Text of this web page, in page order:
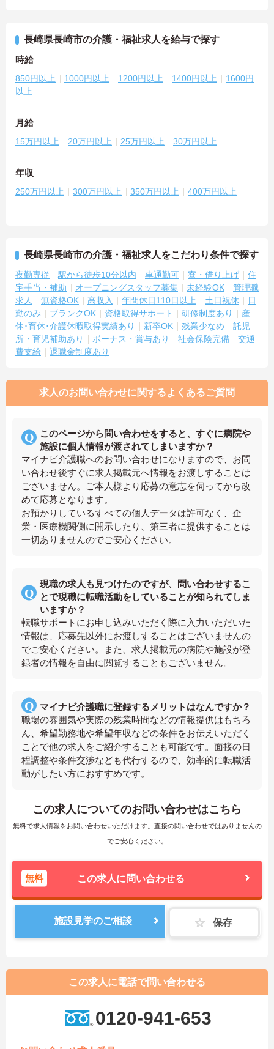
長崎県長崎市の介護・福祉求人を給与で探す
時給
850円以上 1000円以上 1200円以上 1400円以上
1600円
以上
月給
15万円以上 20万円以上 25万円以上 30万円以上
年収
250万円以上 300万円以上 350万円以上 400万円以上
長崎県長崎市の介護・福祉求人をこだわり条件で探す
夜勤専従 駅から徒歩10分以内 車通勤可 寮・借り上げ
住
宅手当・補助
オープニングスタッフ募集 未経験OK
管理職
求人
無資格OK 高収入 年間休日110日以上 土日祝休
日
勤のみ
ブランクOK 資格取得サポート 研修制度あり
産
休･育休･介護休暇取得実績あり
新卒OK 残業少なめ
託児
所・育児補助あり
ボーナス・賞与あり 社会保険完備
交通
費支給
退職金制度あり
求人のお問い合わせに関するよくあるご質問
このページから問い合わせをすると、すぐに病院や
施設に個人情報が渡されてしまいますか？
マイナビ介護職へのお問い合わせになりますので、お問
い合わせ後すぐに求人掲載元へ情報をお渡しすることは
ございません。ご本人様より応募の意志を伺ってから改
めて応募となります。
お預かりしているすべての個人データは許可なく、企
業・医療機関側に開示したり、第三者に提供することは
一切ありませんのでご安心ください。
現職の求人も見つけたのですが、問い合わせするこ
とで現職に転職活動をしていることが知られてしま
いますか？
転職サポートにお申し込みいただく際に入力いただいた
情報は、応募先以外にお渡しすることはございませんの
でご安心ください。また、求人掲載元の病院や施設が登
録者の情報を自由に閲覧することもございません。
マイナビ介護職に登録するメリットはなんですか？
職場の雰囲気や実際の残業時間などの情報提供はもちろ
ん、希望勤務地や希望年収などの条件をお伝えいただく
ことで他の求人をご紹介することも可能です。面接の日
程調整や条件交渉なども代行するので、効率的に転職活
動がしたい方におすすめです。
この求人についてのお問い合わせはこちら
無料で求人情報をお問い合わせいただけます。直接の問い合わせではありませんの
でご安心ください。
無料 この求人に問い合わせる
施設見学のご相談 保存
この求人に電話で問い合わせる
0120-941-653